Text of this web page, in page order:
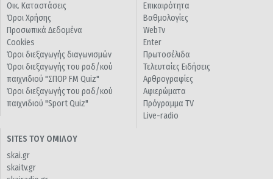
Οικ. Καταστάσεις
Όροι Χρήσης
Προσωπικά Δεδομένα
Cookies
Όροι διεξαγωγής διαγωνισμών
Όροι διεξαγωγής του ραδ/κού
παιχνιδιού "ΣΠΟΡ FM Quiz"
Όροι διεξαγωγής του ραδ/κού
παιχνιδιού "Sport Quiz"
Επικαιρότητα
Βαθμολογίες
WebTv
Enter
Πρωτοσέλιδα
Τελευταίες Ειδήσεις
Αρθρογραφίες
Αφιερώματα
Πρόγραμμα TV
Live-radio
SITES ΤΟΥ ΟΜΙΛΟΥ
skai.gr
skaitv.gr